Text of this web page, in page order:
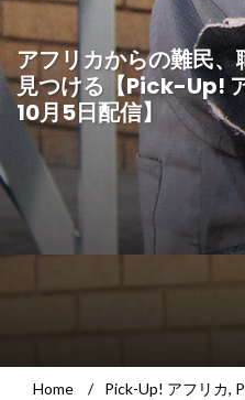
アフリカからの難民
見つける【Pick-Up!
10月5日配信】
Home / Pick-Up! アフリカ,